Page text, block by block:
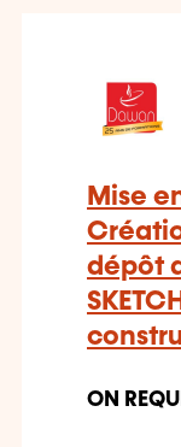
Mise
dépôt
ON